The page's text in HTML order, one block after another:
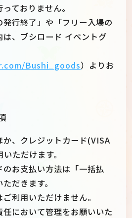
ておりません。
行終了」や「フリー入場の
、ブシロード イベントグ
Bushi_goods）よりお
、クレジットカード(VISA
ただけます。
お支払い方法は「一括払
だきます。
利用いただけません。
において管理をお願いいた